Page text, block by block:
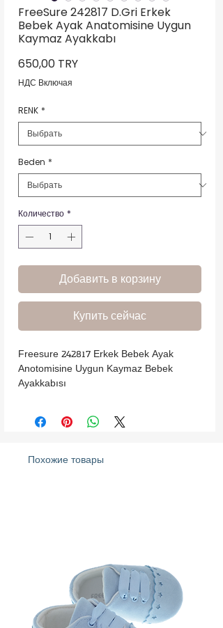
FreeSure 242817 D.Gri Erkek
Bebek Ayak Anatomisine Uygun
Kaymaz Ayakkabı
650,00 TRYЦена
НДС Включая
RENK *
Beden *
Количество *
Добавить в корзину
Купить сейчас
Freesure 242817 Erkek Bebek Ayak
Anotomisine Uygun Kaymaz Bebek
Ayakkabısı
Похожие товары